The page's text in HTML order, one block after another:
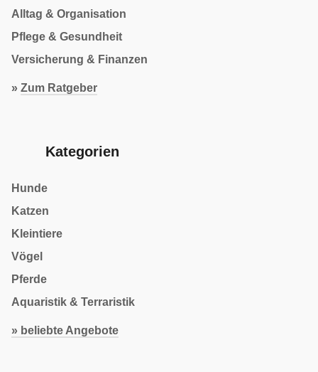
Alltag & Organisation
Pflege & Gesundheit
Versicherung & Finanzen
» Zum Ratgeber
Kategorien
Hunde
Katzen
Kleintiere
Vögel
Pferde
Aquaristik & Terraristik
» beliebte Angebote